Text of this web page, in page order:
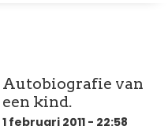
Autobiografie van
een kind.
1 februari 2011 - 22:58